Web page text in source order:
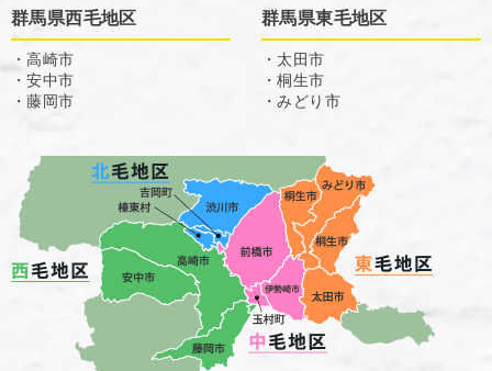
群馬県西毛地区
・高崎市
・安中市
・藤岡市
群馬県東毛地区
・太田市
・桐生市
・みどり市